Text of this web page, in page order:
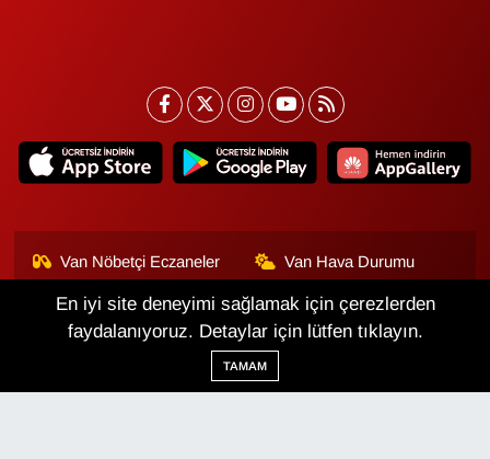
Van Nöbetçi Eczaneler Van Hava Durumu
Van Namaz Vakitleri
Van Trafik Yoğunluk
Haritası
Puan Durumu ve Fikstür
En iyi site deneyimi sağlamak için çerezlerden
faydalanıyoruz. Detaylar için lütfen tıklayın.
TAMAM